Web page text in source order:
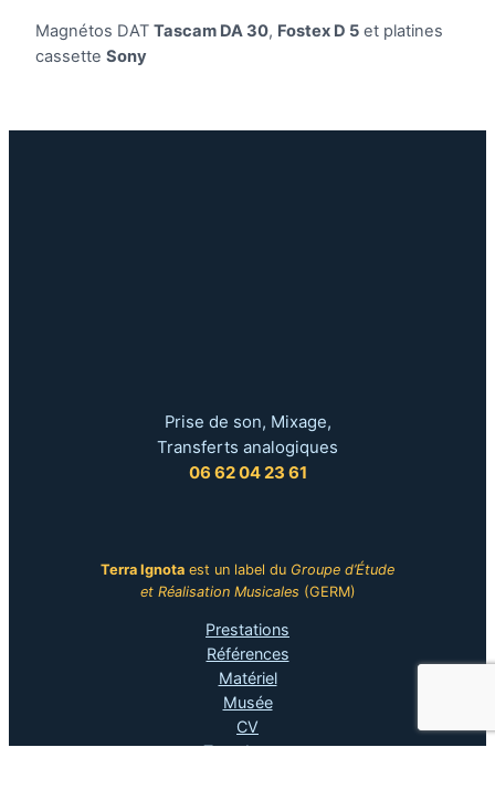
Magnétos DAT Tascam DA 30, Fostex D 5 et platines
cassette Sony
Prise de son, Mixage,
Transferts analogiques
06 62 04 23 61
Terra Ignota est un label du Groupe d’Étude
et Réalisation Musicales (GERM)
Prestations
Références
Matériel
Musée
CV
Terra Ignota